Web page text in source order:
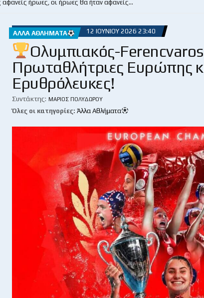
ήρωες, οι ήρωες θα ήταν αφανείς…
ΆΛΛΑ ΑΘΛΉΜΑΤΑ 12 ΙΟΥΝΊΟΥ 2026 23:40
Ολυμπιακός-
Πρωταθλήτριες Ευρώπης
Ερυθρόλευκες!
Συντάκτης: ΜΆΡΙΟΣ ΠΟΛΥΔΏΡΟΥ
Όλες οι κατηγορίες: Άλλα Αθλήματα